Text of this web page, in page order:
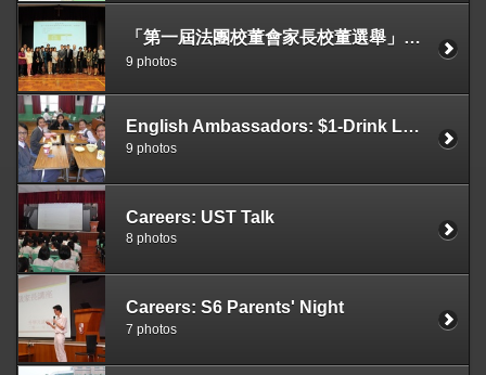
「第一屆法團校董會家長校董選舉」點票會
9 photos
English Ambassadors: $1-Drink Lunch Gathering
9 photos
Careers: UST Talk
8 photos
Careers: S6 Parents' Night
7 photos